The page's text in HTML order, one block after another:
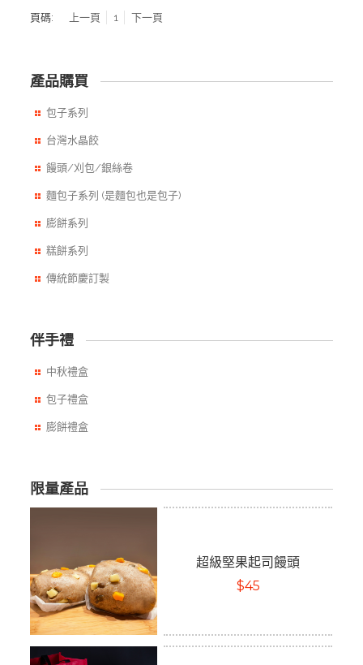
頁碼: 上一頁 1 下一頁
產品購買
包子系列
台灣水晶餃
饅頭/刈包/銀絲卷
麵包子系列 (是麵包也是包子)
膨餅系列
糕餅系列
傳統節慶訂製
伴手禮
中秋禮盒
包子禮盒
膨餅禮盒
限量產品
超級堅果起司饅頭
$45